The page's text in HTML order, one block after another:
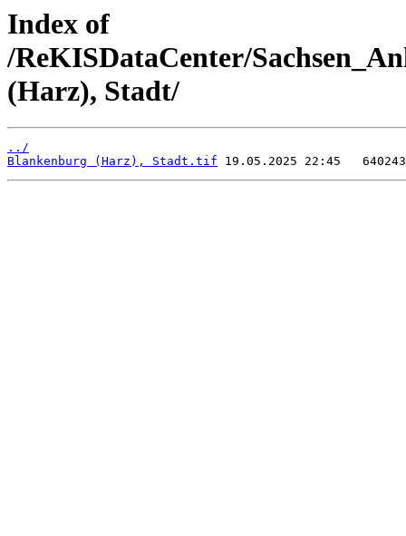
Index of
/ReKISDataCenter/
(Harz), Stadt/
../
Blankenburg (Harz), Stadt.tif